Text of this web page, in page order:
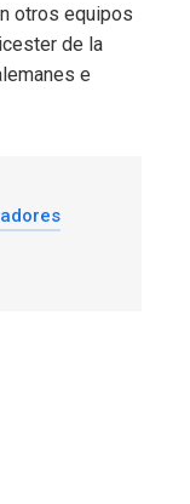
otros equipos
de la
e